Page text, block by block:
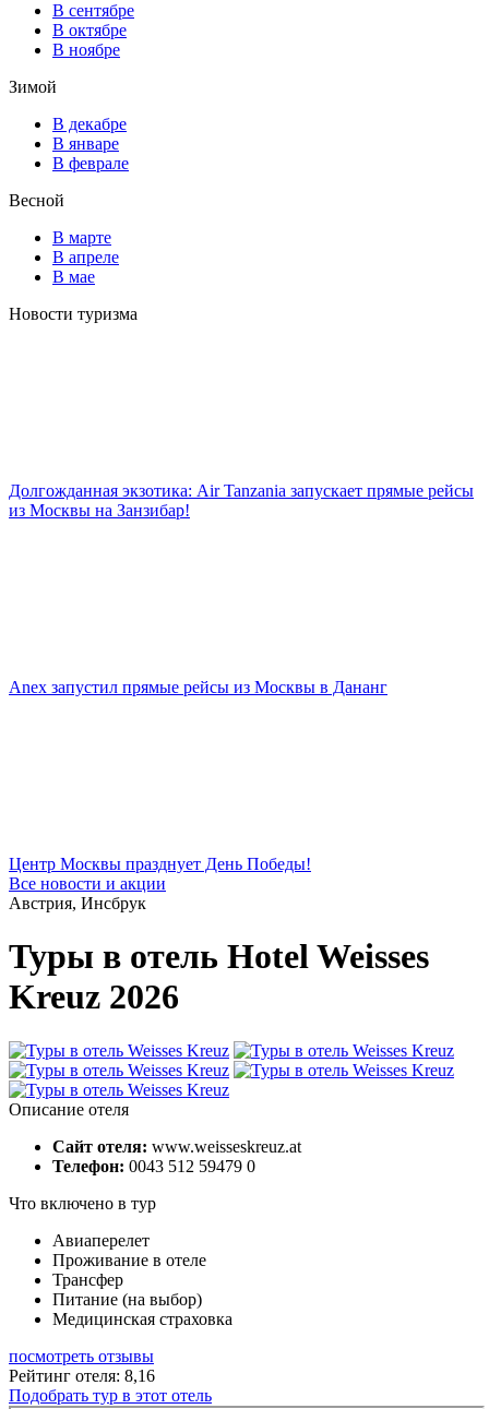
В сентябре
В октябре
В ноябре
Зимой
В декабре
В январе
В феврале
Весной
В марте
В апреле
В мае
Новости туризма
Долгожданная экзотика: Air Tanzania запускает прямые рейсы
из Москвы на Занзибар!
Anex запустил прямые рейсы из Москвы в Дананг
Центр Москвы празднует День Победы!
Все новости и акции
Австрия, Инсбрук
Туры в отель Hotel Weisses
Kreuz 2026
Описание отеля
Сайт отеля: www.weisseskreuz.at
Телефон: 0043 512 59479 0
Что включено в тур
Авиаперелет
Проживание в отеле
Трансфер
Питание (на выбор)
Медицинская страховка
посмотреть отзывы
Рейтинг отеля: 8,16
Подобрать тур в этот отель